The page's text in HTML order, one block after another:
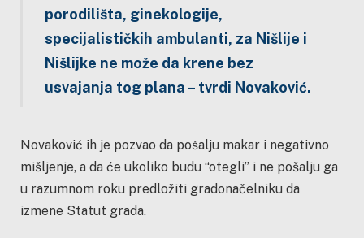
porodilišta, ginekologije,
specijalističkih ambulanti, za Nišlije i
Nišlijke ne može da krene bez
usvajanja tog plana – tvrdi Novaković.
Novaković ih je pozvao da pošalju makar i negativno
mišljenje, a da će ukoliko budu “otegli” i ne pošalju ga
u razumnom roku predložiti gradonačelniku da
izmene Statut grada.